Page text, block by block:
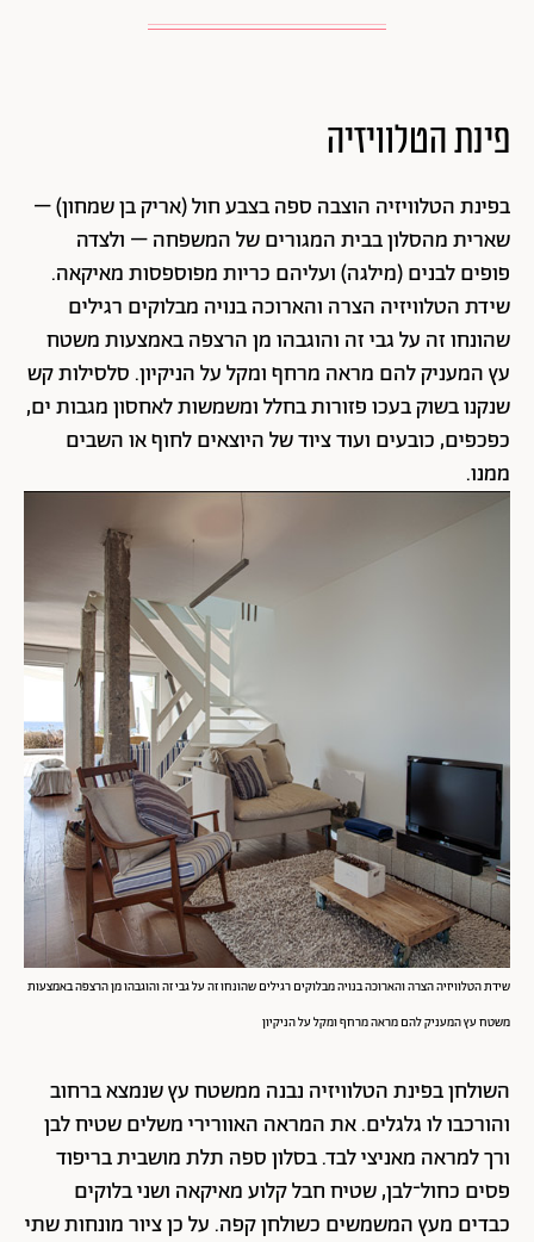
פינת הטלוויזיה
בפינת הטלוויזיה הוצבה ספה בצבע חול (אריק בן שמחון) –
שארית מהסלון בבית המגורים של המשפחה – ולצדה
פופים לבנים (מילגה) ועליהם כריות מפוספסות מאיקאה.
שידת הטלוויזיה הצרה והארוכה בנויה מבלוקים רגילים
שהונחו זה על גבי זה והוגבהו מן הרצפה באמצעות משטח
עץ המעניק להם מראה מרחף ומקל על הניקיון. סלסילות קש
שנקנו בשוק בעכו פזורות בחלל ומשמשות לאחסון מגבות ים,
כפכפים, כובעים ועוד ציוד של היוצאים לחוף או השבים
ממנו.
שידת הטלוויזיה הצרה והארוכה בנויה מבלוקים רגילים שהונחו זה על גבי זה והוגבהו מן הרצפה באמצעות
משטח עץ המעניק להם מראה מרחף ומקל על הניקיון
השולחן בפינת הטלוויזיה נבנה ממשטח עץ שנמצא ברחוב
והורכבו לו גלגלים. את המראה האוורירי משלים שטיח לבן
ורך למראה מאניצי לבד. בסלון ספה תלת מושבית בריפוד
פסים כחול־לבן, שטיח חבל קלוע מאיקאה ושני בלוקים
כבדים מעץ המשמשים כשולחן קפה. על כן ציור מונחות שתי